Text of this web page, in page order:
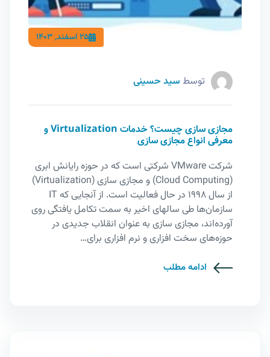
25 اسفند, 1403
توسط سید حسینی
مجازی سازی چیست؟ خدمات Virtualization و
معرفی انواع مجازی سازی
شرکت VMware شرکتی است که در حوزه رایانش ابری
(Cloud Computing) و مجازی سازی (Virtualization)
از سال 1998 در حال فعالیت است. از آنجایی که IT
سازمان‌ها طی سالهای اخیر به سمت تکامل یافتگی روی
آورده‌اند، مجازی سازی به عنوان انقلاب جدیدی در
حوزه‌های سخت افزاری و نرم افزاری برای…
ادامه مطلب